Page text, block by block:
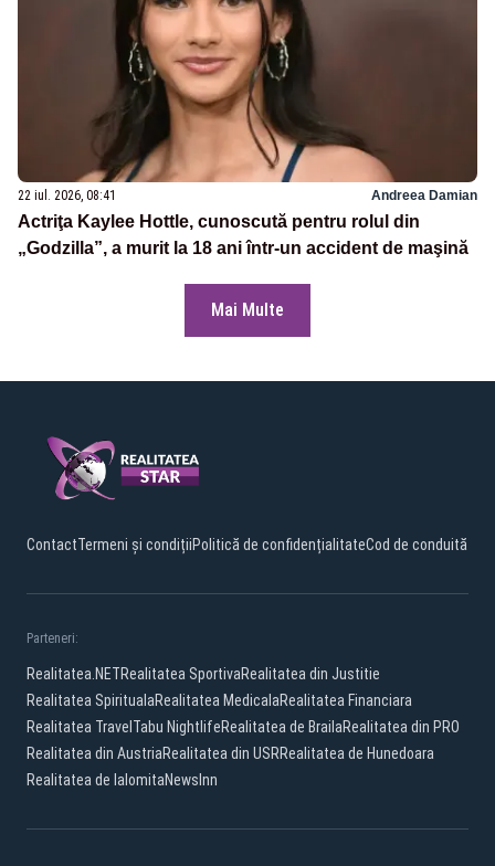
22 iul. 2026, 08:41 Andreea Damian
Actriţa Kaylee Hottle, cunoscută pentru rolul din
„Godzilla”, a murit la 18 ani într-un accident de maşină
Mai Multe
ContactTermeni și condițiiPolitică de confidențialitateCod de conduită
Parteneri:
Realitatea.NETRealitatea SportivaRealitatea din Justitie
Realitatea SpiritualaRealitatea MedicalaRealitatea Financiara
Realitatea Travel Tabu NightlifeRealitatea de BrailaRealitatea din PRO
Realitatea din AustriaRealitatea din USRRealitatea de Hunedoara
Realitatea de IalomitaNewsInn